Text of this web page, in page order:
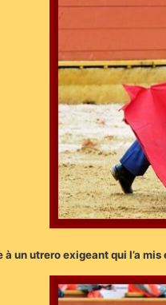
un utrero exigeant qui l’a